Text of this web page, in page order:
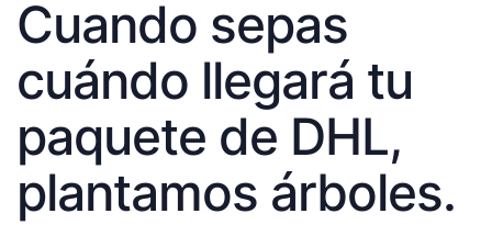
Cuando sepas
cuándo llegará tu
paquete de DHL,
plantamos árboles.